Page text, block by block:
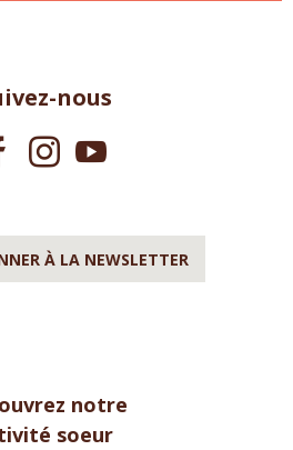
nous
À LA NEWSLETTER
notre
soeur